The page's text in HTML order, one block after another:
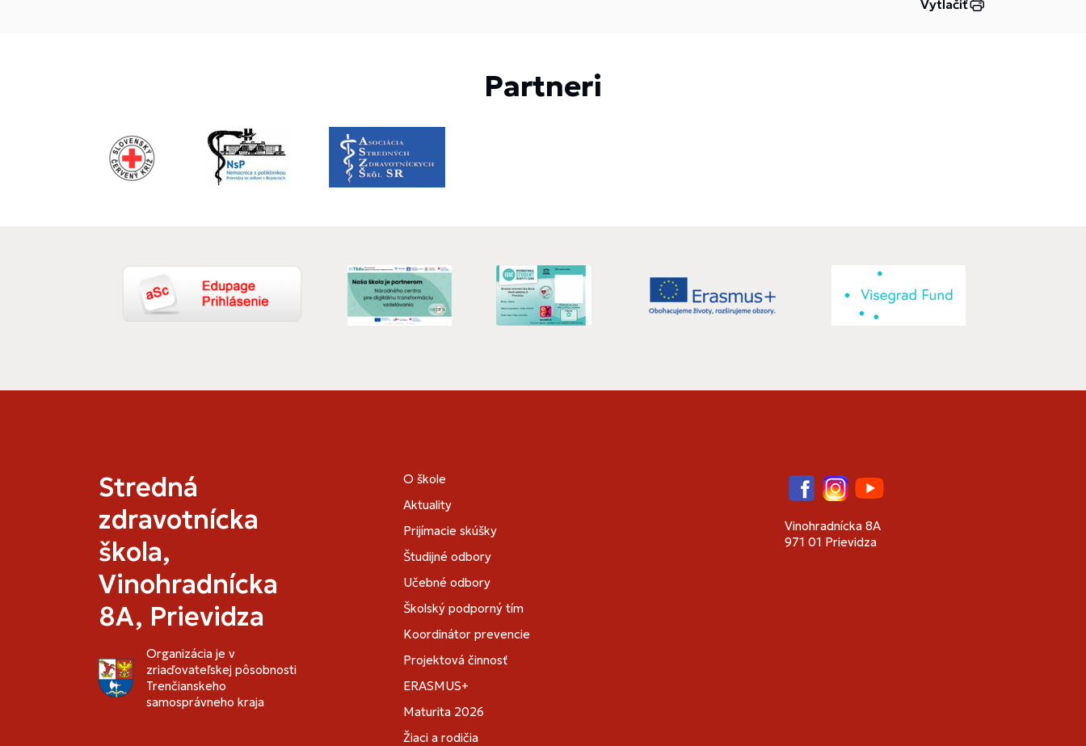
Vytlačiť
Partneri
Stredná
zdravotnícka
škola,
Vinohradnícka
8A, Prievidza
Organizácia je v
zriaďovateľskej pôsobnosti
Trenčianskeho
samosprávneho kraja
O škole
Aktuality
Prijímacie skúšky
Študijné odbory
Učebné odbory
Školský podporný tím
Koordinátor prevencie
Projektová činnosť
ERASMUS+
Maturita 2026
Žiaci a rodičia
FacebookInstagramYouTube
Vinohradnícka 8A
971 01 Prievidza